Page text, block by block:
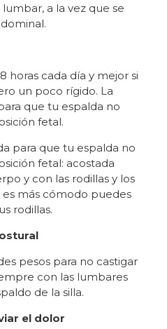
a la vez que se
horas cada día y mejor si
un poco rígido. La
que tu espalda no
fetal.
para que tu espalda no
fetal: acostada
y con las rodillas y los
es más cómodo puedes
rodillas.
pesos para no castigar
con las lumbares
de la silla.
el dolor